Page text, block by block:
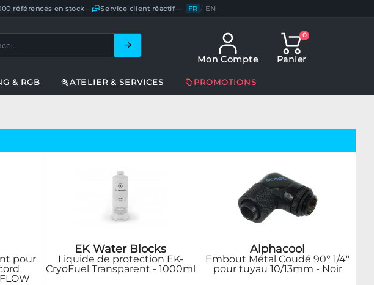
références en stock Service client réactif— FR / EN
Mon Compte
0
Panier
& RGB ATELIER & SERVICES PROMOTIONS
pour
EK Water Blocks
Liquide de protection EK-
CryoFuel Transparent - 1000ml
Alphacool
Embout Métal Coudé 90° 1/4"
pour tuyau 10/13mm - Noir